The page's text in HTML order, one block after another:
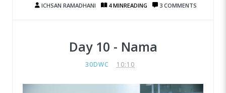
Day 10 - Nama
30DWC 10:10
ICHSAN RAMADHANI 4 MINREADING 3 COMMENTS